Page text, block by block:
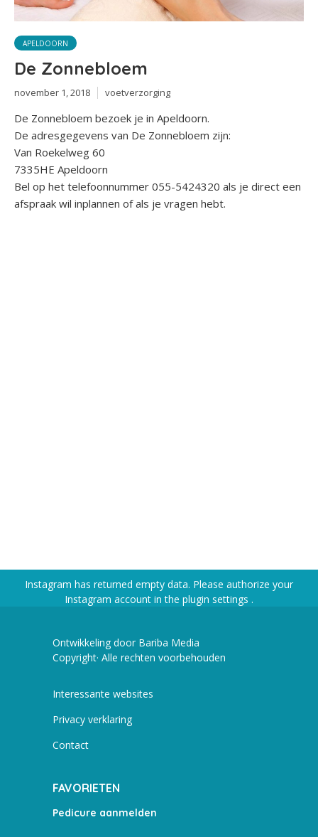
APELDOORN
De Zonnebloem
november 1, 2018 voetverzorging
De Zonnebloem bezoek je in Apeldoorn.
De adresgegevens van De Zonnebloem zijn:
Van Roekelweg 60
7335HE Apeldoorn
Bel op het telefoonnummer 055-5424320 als je direct een
afspraak wil inplannen of als je vragen hebt.
Instagram has returned empty data. Please authorize your
Instagram account in the plugin settings .
Ontwikkeling door Bariba Media
Copyright· Alle rechten voorbehouden
Interessante websites
Privacy verklaring
Contact
FAVORIETEN
Pedicure aanmelden